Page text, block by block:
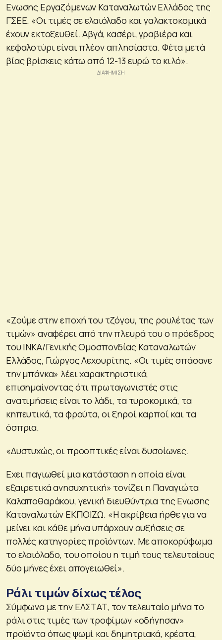
Ενωσης Εργαζόμενων Καταναλωτών Ελλάδος της
ΓΣΕΕ. «Οι τιμές σε ελαιόλαδο και γαλακτοκομικά
έχουν εκτοξευθεί. Αβγά, κασέρι, γραβιέρα και
κεφαλοτύρι είναι πλέον απλησίαστα. Φέτα μετά
βίας βρίσκεις κάτω από 12-13 ευρώ το κιλό».
«Ζούμε στην εποχή του τζόγου, της ρουλέτας των
τιμών» αναφέρει από την πλευρά του ο πρόεδρος
του ΙΝΚΑ/Γενικής Ομοσπονδίας Καταναλωτών
Ελλάδος, Γιώργος Λεχουρίτης. «Οι τιμές σπάσανε
την μπάνκα» λέει χαρακτηριστικά,
επισημαίνοντας ότι πρωταγωνιστές στις
ανατιμήσεις είναι το λάδι, τα τυροκομικά, τα
κηπευτικά, τα φρούτα, οι ξηροί καρποί και τα
όσπρια.
«Δυστυχώς, οι προοπτικές είναι δυσοίωνες.
Εχει παγιωθεί μια κατάσταση η οποία είναι
εξαιρετικά ανησυχητική» τονίζει η Παναγιώτα
Καλαποθαράκου, γενική διευθύντρια της Ενωσης
Καταναλωτών ΕΚΠΟΙΖΩ. «Η ακρίβεια ήρθε για να
μείνει και κάθε μήνα υπάρχουν αυξήσεις σε
πολλές κατηγορίες προϊόντων. Με αποκορύφωμα
το ελαιόλαδο, του οποίου η τιμή τους τελευταίους
δύο μήνες έχει απογειωθεί».
Ράλι τιμών δίχως τέλος
Σύμφωνα με την ΕΛΣΤΑΤ, τον τελευταίο μήνα το
ράλι στις τιμές των τροφίμων «οδήγησαν»
προϊόντα όπως ψωμί και δημητριακά, κρέατα,